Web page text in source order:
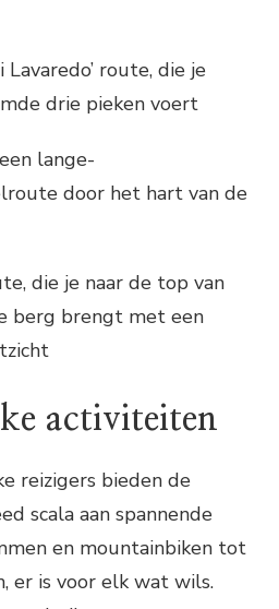
Lavaredo’ route, die je
drie pieken voert
lange-
door het hart van de
die je naar de top van
berg brengt met een
activiteiten
reizigers bieden de
scala aan spannende
en mountainbiken tot
er is voor elk wat wils.